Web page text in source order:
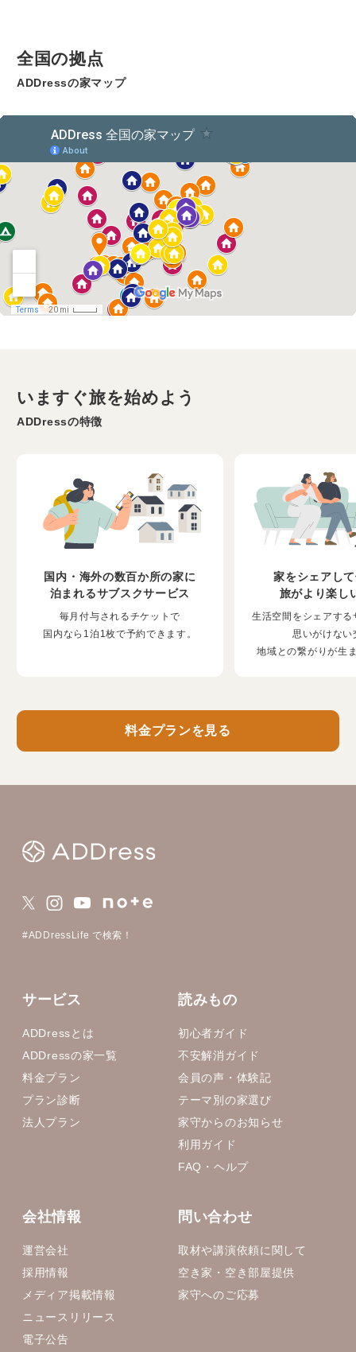
全国の拠点
ADDressの家マップ
いますぐ旅を始めよう
ADDressの特徴
国内・海外の数百か所の家に
泊まれるサブスクサービス
毎月付与されるチケットで
国内なら1泊1枚で予約できます。
家をシェアし
旅がより楽し
生活空間をシェアす
思いがけない
地域との繋がりが生
料金プランを見る
#ADDressLife で検索！
サービス
ADDressとは
ADDressの家一覧
料金プラン
プラン診断
法人プラン
読みもの
初心者ガイド
不安解消ガイド
会員の声・体験記
テーマ別の家選び
家守からのお知らせ
利用ガイド
FAQ・ヘルプ
会社情報
運営会社
採用情報
メディア掲載情報
ニュースリリース
電子公告
問い合わせ
取材や講演依頼に関して
空き家・空き部屋提供
家守へのご応募